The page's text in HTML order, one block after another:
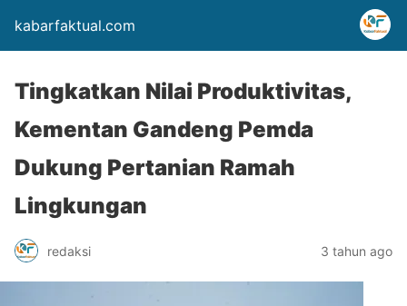
kabarfaktual.com
Tingkatkan Nilai Produktivitas,
Kementan Gandeng Pemda
Dukung Pertanian Ramah
Lingkungan
redaksi 3 tahun ago